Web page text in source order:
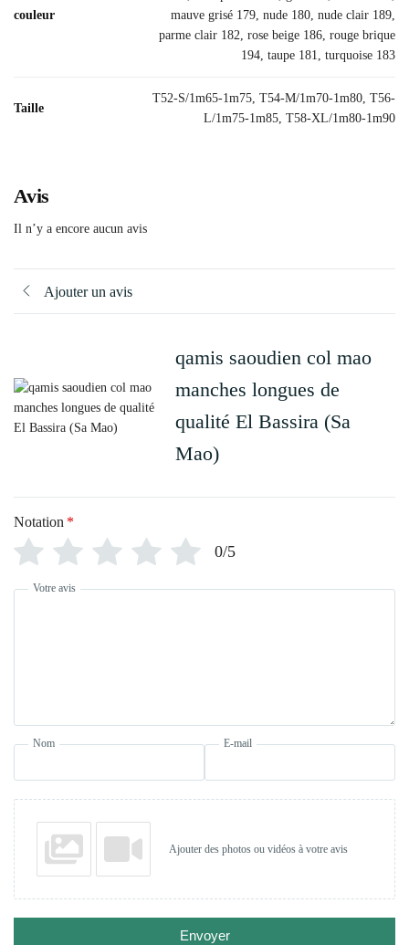
couleur
mauve grisé 179, nude 180, nude clair 189,
parme clair 182, rose beige 186, rouge brique
194, taupe 181, turquoise 183
Taille
T52-S/1m65-1m75, T54-M/1m70-1m80, T56-
L/1m75-1m85, T58-XL/1m80-1m90
Avis
Il n’y a encore aucun avis
Ajouter un avis
qamis saoudien col mao
manches longues de
qualité El Bassira (Sa
Mao)
Notation *
0/5
Votre avis
Nom E-mail
Ajouter des photos ou vidéos à votre avis
Envoyer